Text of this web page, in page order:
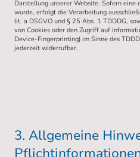
Darstellung unserer Website. Sofern
wurde, erfolgt die Verarbeitung
lit. a DSGVO und § 25 Abs. 1 TDDDG,
von Cookies oder den Zugriff auf
Device-Fingerprinting) im Sinne des
jederzeit widerrufbar.
3. Allgemeine